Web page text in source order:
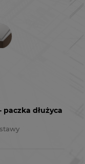
paczka dłużyca